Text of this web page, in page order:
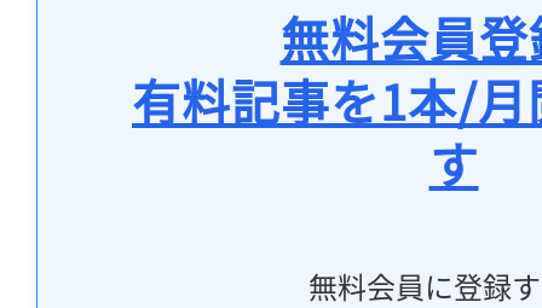
無料会員
有料記事を1本/
す
無料会員に登録